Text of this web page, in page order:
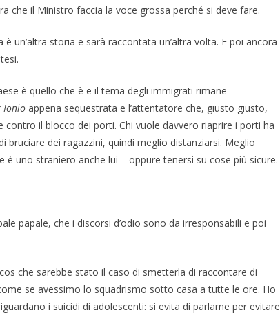
che il Ministro faccia la voce grossa perché si deve fare.
un’altra storia e sarà raccontata un’altra volta. E poi ancora
è quello che è e il tema degli immigrati rimane
Ionio appena sequestrata e l’attentatore che, giusto giusto,
contro il blocco dei porti. Chi vuole davvero riaprire i porti ha
dei ragazzini, quindi meglio distanziarsi. Meglio
uno straniero anche lui – oppure tenersi su cose più sicure.
papale, che i discorsi d’odio sono da irresponsabili e poi
che sarebbe stato il caso di smetterla di raccontare di
se avessimo lo squadrismo sotto casa a tutte le ore. Ho
i suicidi di adolescenti: si evita di parlarne per evitare